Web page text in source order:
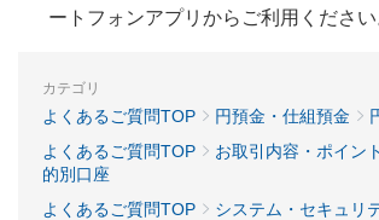
ートフォンアプリからご利用ください
カテゴリ
よくあるご質問TOP 円預金・仕組預金
よくあるご質問TOP
お取引内容・ポイン
的別口座
よくあるご質問TOP
システム・セキュリ